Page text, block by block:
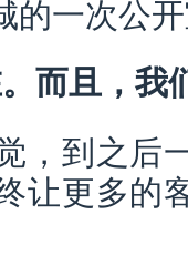
的一次公
而且，我
，到之后
让更多的